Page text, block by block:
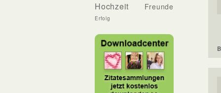
Hochzeit Freunde
Erfolg